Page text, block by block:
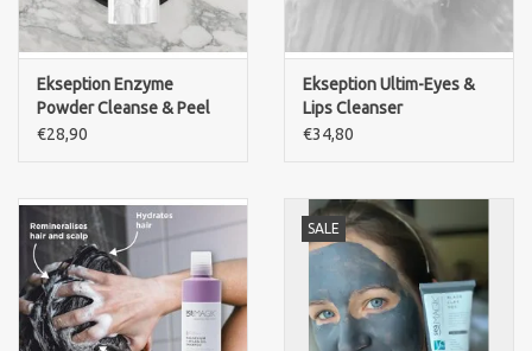
Ekseption Enzyme
Powder Cleanse & Peel
€28,90
Ekseption Ultim-Eyes &
Lips Cleanser
€34,80
SALE